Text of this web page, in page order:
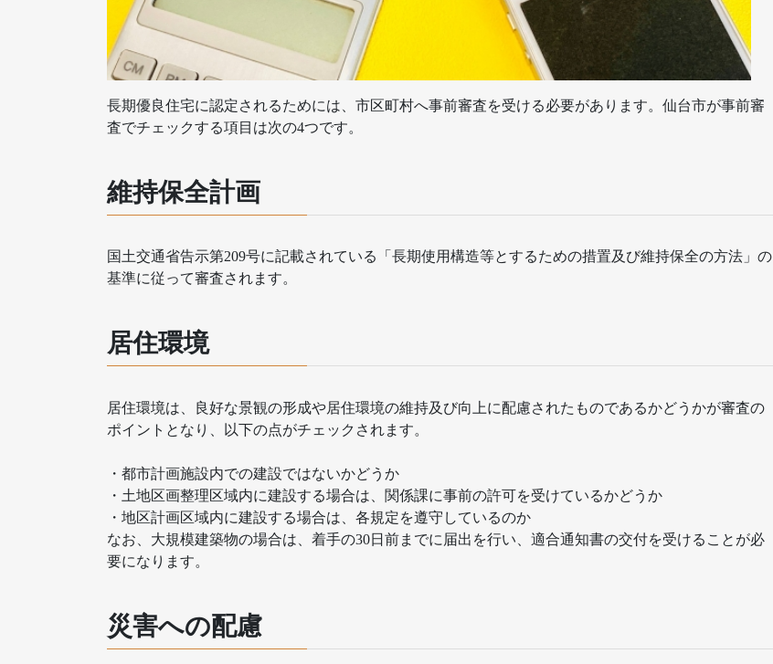
長期優良住宅に認定されるためには、市区町村へ事前審査を受ける必要があります。仙台市が事前審
査でチェックする項目は次の4つです。
維持保全計画
国土交通省告示第209号に記載されている「長期使用構造等とするための措置及び維持保全の方法」の
基準に従って審査されます。
居住環境
居住環境は、良好な景観の形成や居住環境の維持及び向上に配慮されたものであるかどうかが審査の
ポイントとなり、以下の点がチェックされます。
・都市計画施設内での建設ではないかどうか
・土地区画整理区域内に建設する場合は、関係課に事前の許可を受けているかどうか
・地区計画区域内に建設する場合は、各規定を遵守しているのか
なお、大規模建築物の場合は、着手の30日前までに届出を行い、適合通知書の交付を受けることが必
要になります。
災害への配慮